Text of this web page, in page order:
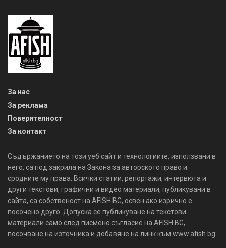
За нас
За реклама
Поверителност
За контакт
Съдържанието на този уеб сайт и технологиите, използвани в
него, са под закрила на Закона за авторското право и
сродните му права. Всички статии, репортажи, интервюта и
други текстови, графични и видео материали, публикувани в
сайта, са собственост на AFISH.BG, освен ако изрично е
посочено друго. Допуска се публикуване на текстови
материали само след писмено съгласие на AFISH.BG,
посочване на източника и добавяне на линк към www.afish.bg.